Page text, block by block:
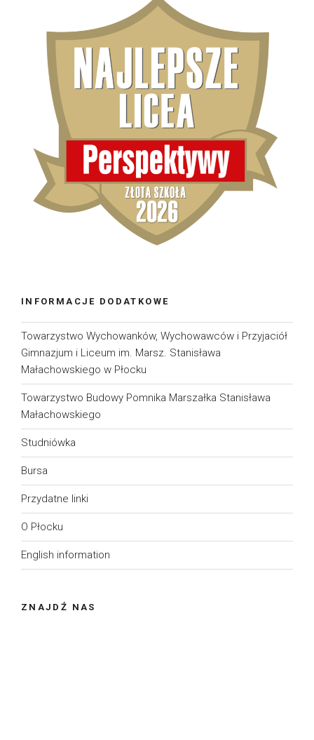
INFORMACJE DODATKOWE
Towarzystwo Wychowanków, Wychowawców i Przyjaciół
Gimnazjum i Liceum im. Marsz. Stanisława
Małachowskiego w Płocku
Towarzystwo Budowy Pomnika Marszałka Stanisława
Małachowskiego
Studniówka
Bursa
Przydatne linki
O Płocku
English information
ZNAJDŹ NAS